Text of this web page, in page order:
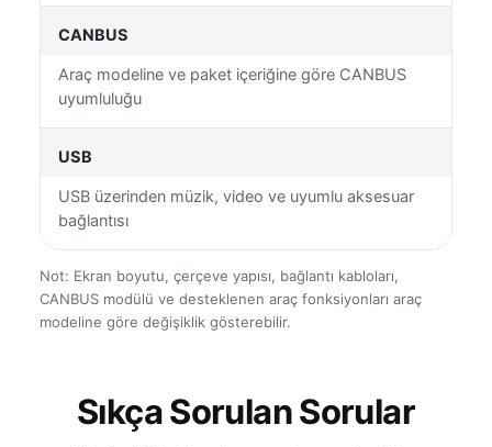
CANBUS
Araç modeline ve paket içeriğine göre CANBUS
uyumluluğu
USB
USB üzerinden müzik, video ve uyumlu aksesuar
bağlantısı
Not: Ekran boyutu, çerçeve yapısı, bağlantı kabloları,
CANBUS modülü ve desteklenen araç fonksiyonları araç
modeline göre değişiklik gösterebilir.
Sıkça Sorulan Sorular